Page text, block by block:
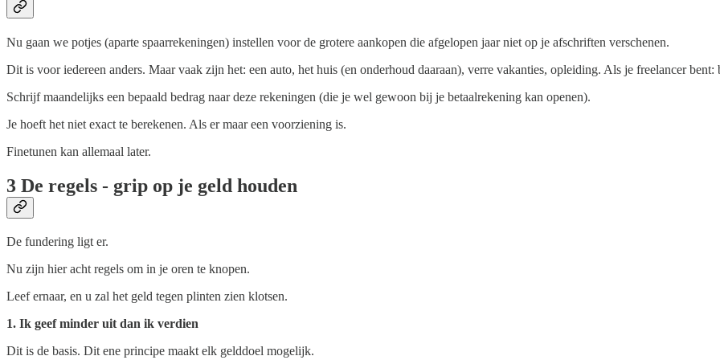
Nu gaan we potjes (aparte spaarrekeningen) instellen voor de grotere aankopen die afgelopen jaar niet op je afschriften verschenen.
Dit is voor iedereen anders. Maar vaak zijn het: een auto, het huis (en onderhoud daaraan), verre vakanties, opleiding. Als je freelancer bent:
Schrijf maandelijks een bepaald bedrag naar deze rekeningen (die je wel gewoon bij je betaalrekening kan openen).
Je hoeft het niet exact te berekenen. Als er maar een voorziening is.
Finetunen kan allemaal later.
3 De regels - grip op je geld houden
De fundering ligt er.
Nu zijn hier acht regels om in je oren te knopen.
Leef ernaar, en u zal het geld tegen plinten zien klotsen.
1. Ik geef minder uit dan ik verdien
Dit is de basis. Dit ene principe maakt elk gelddoel mogelijk.